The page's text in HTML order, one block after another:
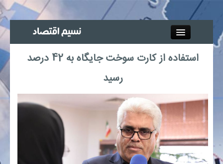
جذب خبرنگار
آگهی استخدام
پیوند‌ها
چند رسانه‌ای
استفاده از کارت سوخت جایگاه به 42 درصد
رسید